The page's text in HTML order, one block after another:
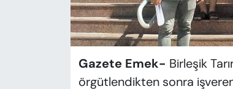
Gazete Emek- Birleşik
örgütlendikten sonra
ÖZEL HABER
YAZAR KÖŞESİ